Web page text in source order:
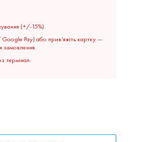
(+/-15%).
Pay) або прив’яжіть картку —
замовлення.
термінал.